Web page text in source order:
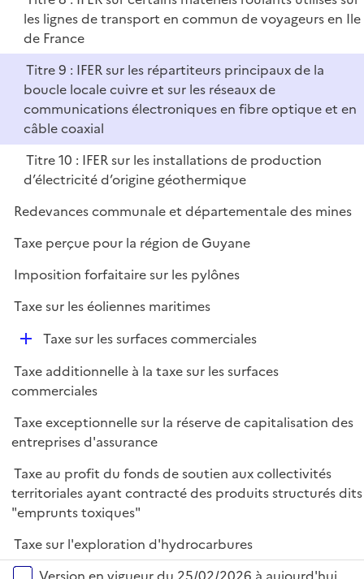
les lignes de transport en commun de voyageurs en Ile
de France
Titre 9 : IFER sur les répartiteurs principaux de la
boucle locale cuivre et sur les réseaux de
communications électroniques en fibre optique et en
câble coaxial
Titre 10 : IFER sur les installations de production
d’électricité d’origine géothermique
Redevances communale et départementale des mines
Taxe perçue pour la région de Guyane
Imposition forfaitaire sur les pylônes
Taxe sur les éoliennes maritimes
D
p
l
i
e
Taxe sur les surfaces commerciales
Taxe additionnelle à la taxe sur les surfaces
commerciales
Taxe exceptionnelle sur la réserve de capitalisation des
entreprises d'assurance
Taxe au profit du fonds de soutien aux collectivités
territoriales ayant contracté des produits structurés dits
"emprunts toxiques"
Taxe sur l'exploration d'hydrocarbures